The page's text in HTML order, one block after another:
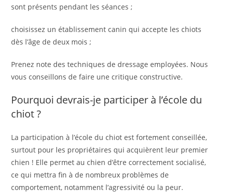
sont présents pendant les séances ;
choisissez un établissement canin qui accepte les chiots
dès l’âge de deux mois ;
Prenez note des techniques de dressage employées. Nous
vous conseillons de faire une critique constructive.
Pourquoi devrais-je participer à l’école du
chiot ?
La participation à l’école du chiot est fortement conseillée,
surtout pour les propriétaires qui acquièrent leur premier
chien ! Elle permet au chien d’être correctement socialisé,
ce qui mettra fin à de nombreux problèmes de
comportement, notamment l’agressivité ou la peur.